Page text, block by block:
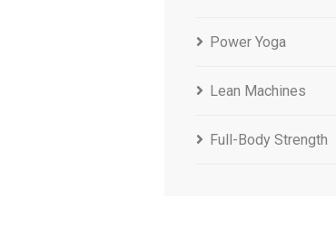
Power Yoga
Lean Machines
Full-Body Strength